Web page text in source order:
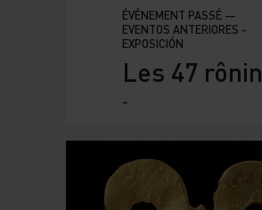
ÉVÉNEMENT PASSÉ —
EVENTOS ANTERIORES -
EXPOSICIÓN
Les 47 rônin
-